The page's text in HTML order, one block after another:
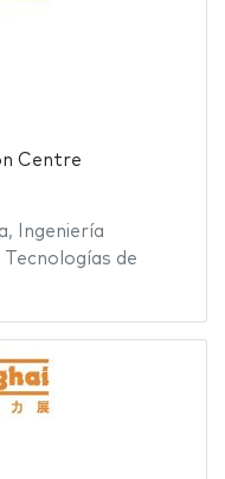
Centre
,
Ingeniería
Tecnologías de